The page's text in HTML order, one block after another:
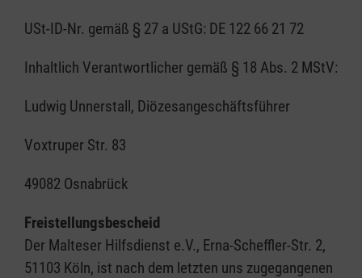
USt-ID-Nr. gemäß § 27 a UStG: DE 122 66 21 72
Inhaltlich Verantwortlicher gemäß § 18 Abs. 2 MStV:
Ludwig Unnerstall, Diözesangeschäftsführer
Voxtruper Str. 83
49082 Osnabrück
Freistellungsbescheid
Der Malteser Hilfsdienst e.V., Erna-Scheffler-Str. 2,
51103 Köln, ist nach dem letzten uns zugegangenen